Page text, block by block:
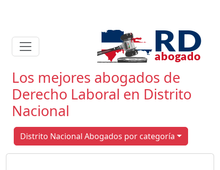
Los mejores abogados de
Derecho Laboral en Distrito
Nacional
Distrito Nacional Abogados por categoría